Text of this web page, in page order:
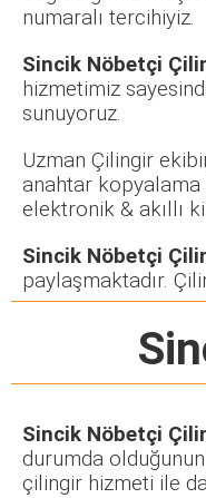
numaralı tercihiyiz.
Sincik Nöbetçi
hizmetimiz
sunuyoruz.
Uzman Çilingir
anahtar kopyalama
elektronik & akıllı
Sincik Nöbetçi
paylaşmaktadır.
Sincik Nöbetçi
durumda
çilingir hizmeti ile